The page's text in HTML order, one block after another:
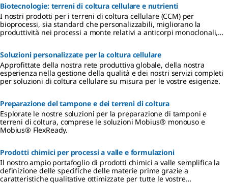
Biotecnologie: terreni di coltura cellulare e nutrienti
I nostri prodotti per i terreni di coltura cellulare (CCM) per
bioprocessi, sia standard che personalizzabili, migliorano la
produttività nei processi a monte relativi a anticorpi monoclonali,
Soluzioni personalizzate per la coltura cellulare
Approfittate della nostra rete produttiva globale, della nostra
esperienza nella gestione della qualità e dei nostri servizi completi
per soluzioni di coltura cellulare su misura per le vostre esigenze.
Preparazione del tampone e dei terreni di coltura
Esplorate le nostre soluzioni per la preparazione di tamponi e
terreni di coltura, comprese le soluzioni Mobius® monouso e
Mobius® FlexReady.
Prodotti chimici per processi a valle e formulazioni
Il nostro ampio portafoglio di prodotti chimici a valle semplifica la
definizione delle specifiche delle materie prime grazie a
caratteristiche qualitative ottimizzate per tutte le vostre